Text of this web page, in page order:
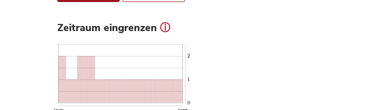
Zeitraum eingrenzen ⓘ
0
1
2